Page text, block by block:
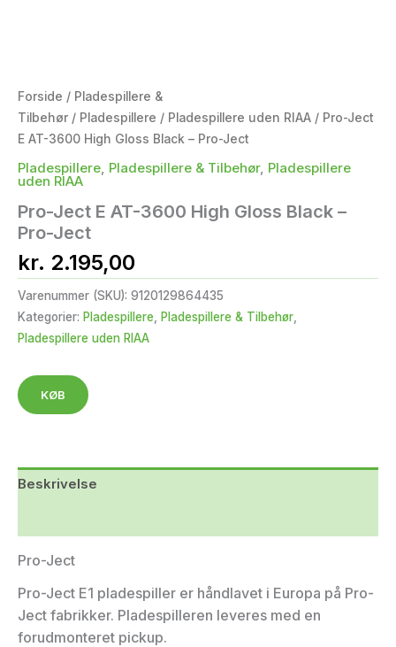
Forside / Pladespillere &
Tilbehør / Pladespillere / Pladespillere uden RIAA / Pro-Ject
E AT-3600 High Gloss Black – Pro-Ject
Pladespillere, Pladespillere & Tilbehør, Pladespillere
uden RIAA
Pro-Ject E AT-3600 High Gloss Black –
Pro-Ject
kr. 2.195,00
Varenummer (SKU): 9120129864435
Kategorier: Pladespillere Pladespillere & Tilbehør
Pladespillere uden RIAA
KØB
Beskrivelse
Pro-Ject
Pro-Ject E1 pladespiller er håndlavet i Europa på Pro-
Ject fabrikker. Pladespilleren leveres med en
forudmonteret pickup.